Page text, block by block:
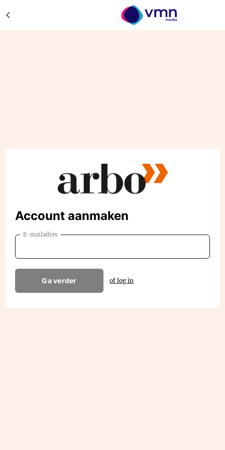
Account aanmaken
E-mailadres
Ga verder of log in